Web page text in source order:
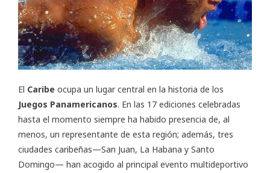
El Caribe ocupa un lugar central en la historia de los
Juegos Panamericanos. En las 17 ediciones celebradas
hasta el momento siempre ha habido presencia de, al
menos, un representante de esta región; además, tres
ciudades caribeñas—San Juan, La Habana y Santo
Domingo— han acogido al principal evento multideportivo